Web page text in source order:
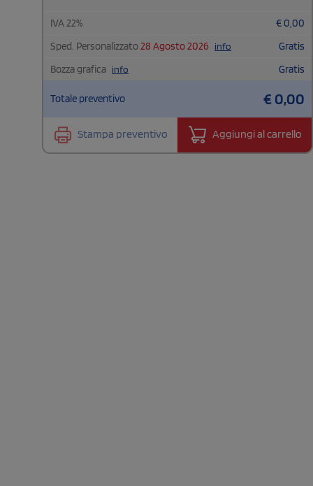
IVA22% €0,00
Sped. Personalizzato28 Agosto 2026 info
Gratis
Bozza grafica info Gratis
Totale preventivo €0,00
Stampa preventivo Aggiungi al carrello